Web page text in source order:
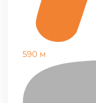
590 м